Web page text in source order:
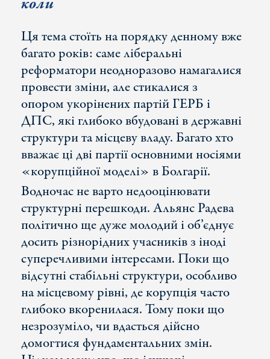
Ця тема стоїть на порядку денному вже
багато років: саме ліберальні
реформатори неодноразово намагалися
провести зміни, але стикалися з
опором укорінених партій ГЕРБ і
ДПС, які глибоко вбудовані в державні
структури та місцеву владу. Багато хто
вважає ці дві партії основними носіями
«корупційної моделі» в Болгарії.
Водночас не варто недооцінювати
структурні перешкоди. Альянс Радева
політично ще дуже молодий і об’єднує
досить різнорідних учасників з іноді
суперечливими інтересами. Поки що
відсутні стабільні структури, особливо
на місцевому рівні, де корупція часто
глибоко вкоренилася. Тому поки що
незрозуміло, чи вдасться дійсно
домогтися фундаментальних змін.